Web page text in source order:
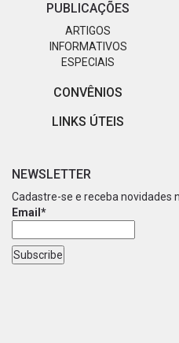
PUBLICAÇÕES
ARTIGOS
INFORMATIVOS
ESPECIAIS
CONVÊNIOS
LINKS ÚTEIS
NEWSLETTER
Cadastre-se e receba novidades
Email*